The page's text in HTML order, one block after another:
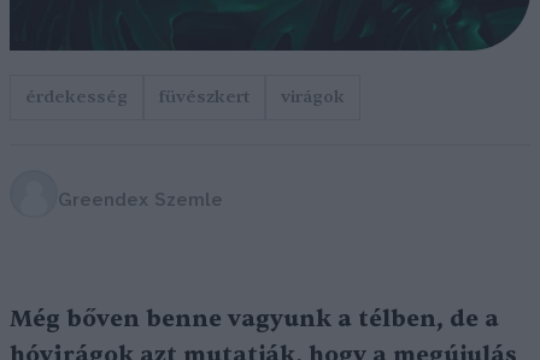
érdekesség füvészkert virágok
Greendex Szemle
Még bőven benne vagyunk a télben, de a